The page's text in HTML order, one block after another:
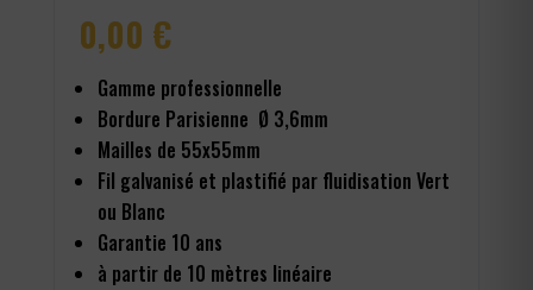
0,00 €
Gamme professionnelle
Bordure Parisienne Ø 3,6mm
Mailles de 55x55mm
Fil galvanisé et plastifié par fluidisation Vert
ou Blanc
Garantie 10 ans
à partir de 10 mètres linéaire